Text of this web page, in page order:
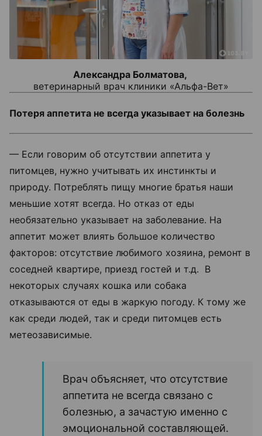
Александра Болматова,
ветеринарный врач клиники «Альфа-Вет»
Потеря аппетита не всегда указывает на болезнь
— Если говорим об отсутствии аппетита у
питомцев, нужно учитывать их инстинкты и
природу. Потреблять пищу многие братья наши
меньшие хотят всегда. Но отказ от еды
необязательно указывает на заболевание. На
аппетит может влиять большое количество
факторов: отсутствие любимого хозяина, ремонт в
соседней квартире, приезд гостей и т.д. В
некоторых случаях кошка или собака
отказываются от еды в жаркую погоду. К тому же
как среди людей, так и среди питомцев есть
метеозависимые.
Врач объясняет, что отсутствие
аппетита не всегда связано с
болезнью, а зачастую именно с
эмоциональной составляющей.